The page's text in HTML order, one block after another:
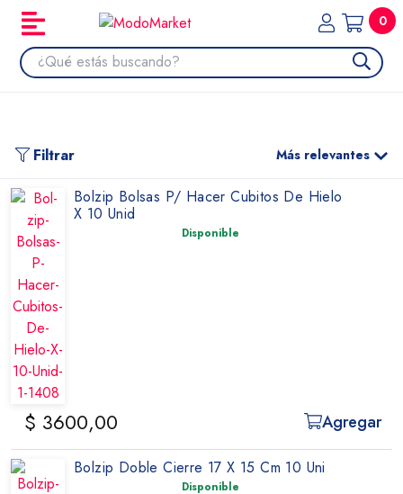
0
Filtrar Más relevantes
Bolzip Bolsas P/ Hacer Cubitos De Hielo
X 10 Unid
Disponible
$ 3600,00 Agregar
Bolzip Doble Cierre 17 X 15 Cm 10 Uni
Disponible